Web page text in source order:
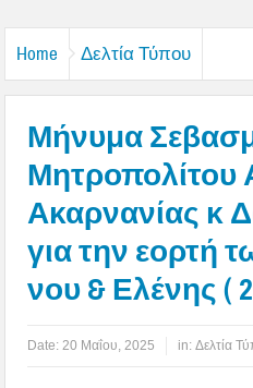
Home Δελτία Τύπου
Μήνυμα
Μητροπολίτου
Ακαρνανίας κ
για την εορτή
νου & Ελένης (
Date: 20 Μαΐου, 2025 in:Δελτία